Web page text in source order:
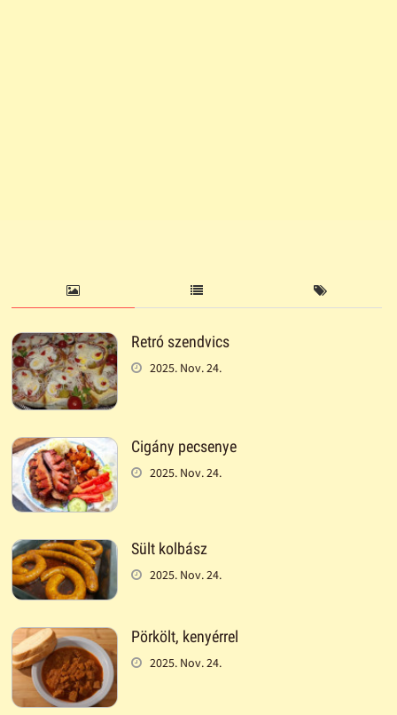
Retró szendvics
2025. Nov. 24.
Cigány pecsenye
2025. Nov. 24.
Sült kolbász
2025. Nov. 24.
Pörkölt, kenyérrel
2025. Nov. 24.